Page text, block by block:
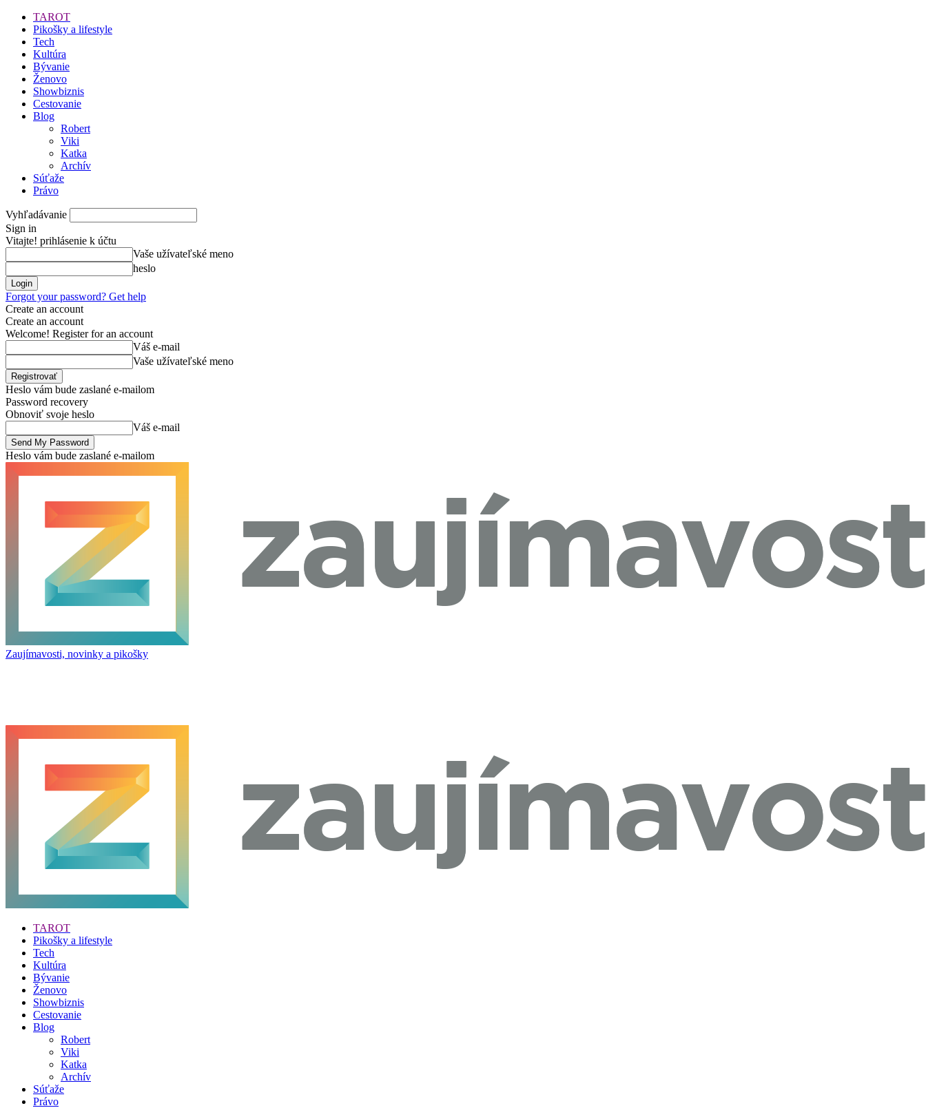
TAROT
Pikošky a lifestyle
Tech
Kultúra
Bývanie
Ženovo
Showbiznis
Cestovanie
Blog
Robert
Viki
Katka
Archív
Súťaže
Právo
Vyhľadávanie
Sign in
Vitajte! prihlásenie k účtu
Vaše užívateľské meno
heslo
Forgot your password? Get help
Create an account
Create an account
Welcome! Register for an account
Váš e-mail
Vaše užívateľské meno
Heslo vám bude zaslané e-mailom
Password recovery
Obnoviť svoje heslo
Váš e-mail
Heslo vám bude zaslané e-mailom
Zaujímavosti, novinky a pikošky
TAROT
Pikošky a lifestyle
Tech
Kultúra
Bývanie
Ženovo
Showbiznis
Cestovanie
Blog
Robert
Viki
Katka
Archív
Súťaže
Právo